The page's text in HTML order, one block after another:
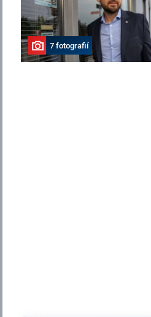
7 fotografií